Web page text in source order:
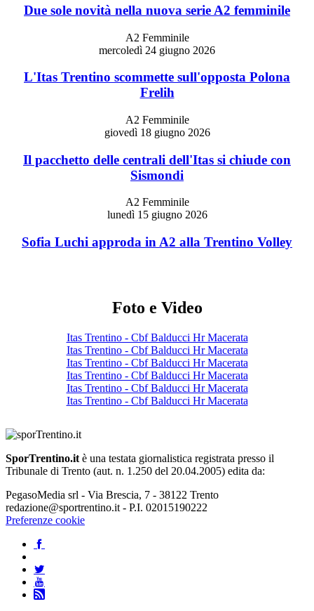
Due sole novità nella nuova serie A2 femminile
A2 Femminile
mercoledì 24 giugno 2026
L'Itas Trentino scommette sull'opposta Polona
Frelih
A2 Femminile
giovedì 18 giugno 2026
Il pacchetto delle centrali dell'Itas si chiude con
Sismondi
A2 Femminile
lunedì 15 giugno 2026
Sofia Luchi approda in A2 alla Trentino Volley
Foto e Video
Itas Trentino - Cbf Balducci Hr Macerata
Itas Trentino - Cbf Balducci Hr Macerata
Itas Trentino - Cbf Balducci Hr Macerata
Itas Trentino - Cbf Balducci Hr Macerata
Itas Trentino - Cbf Balducci Hr Macerata
Itas Trentino - Cbf Balducci Hr Macerata
SporTrentino.it è una testata giornalistica registrata presso il
Tribunale di Trento (aut. n. 1.250 del 20.04.2005) edita da:
PegasoMedia srl - Via Brescia, 7 - 38122 Trento
redazione@sportrentino.it - P.I. 02015190222
Preferenze cookie